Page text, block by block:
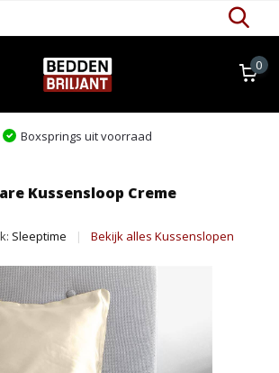
0
Boxsprings uit voorraad
Kussensloop Creme
Sleeptime Bekijk alles Kussenslopen